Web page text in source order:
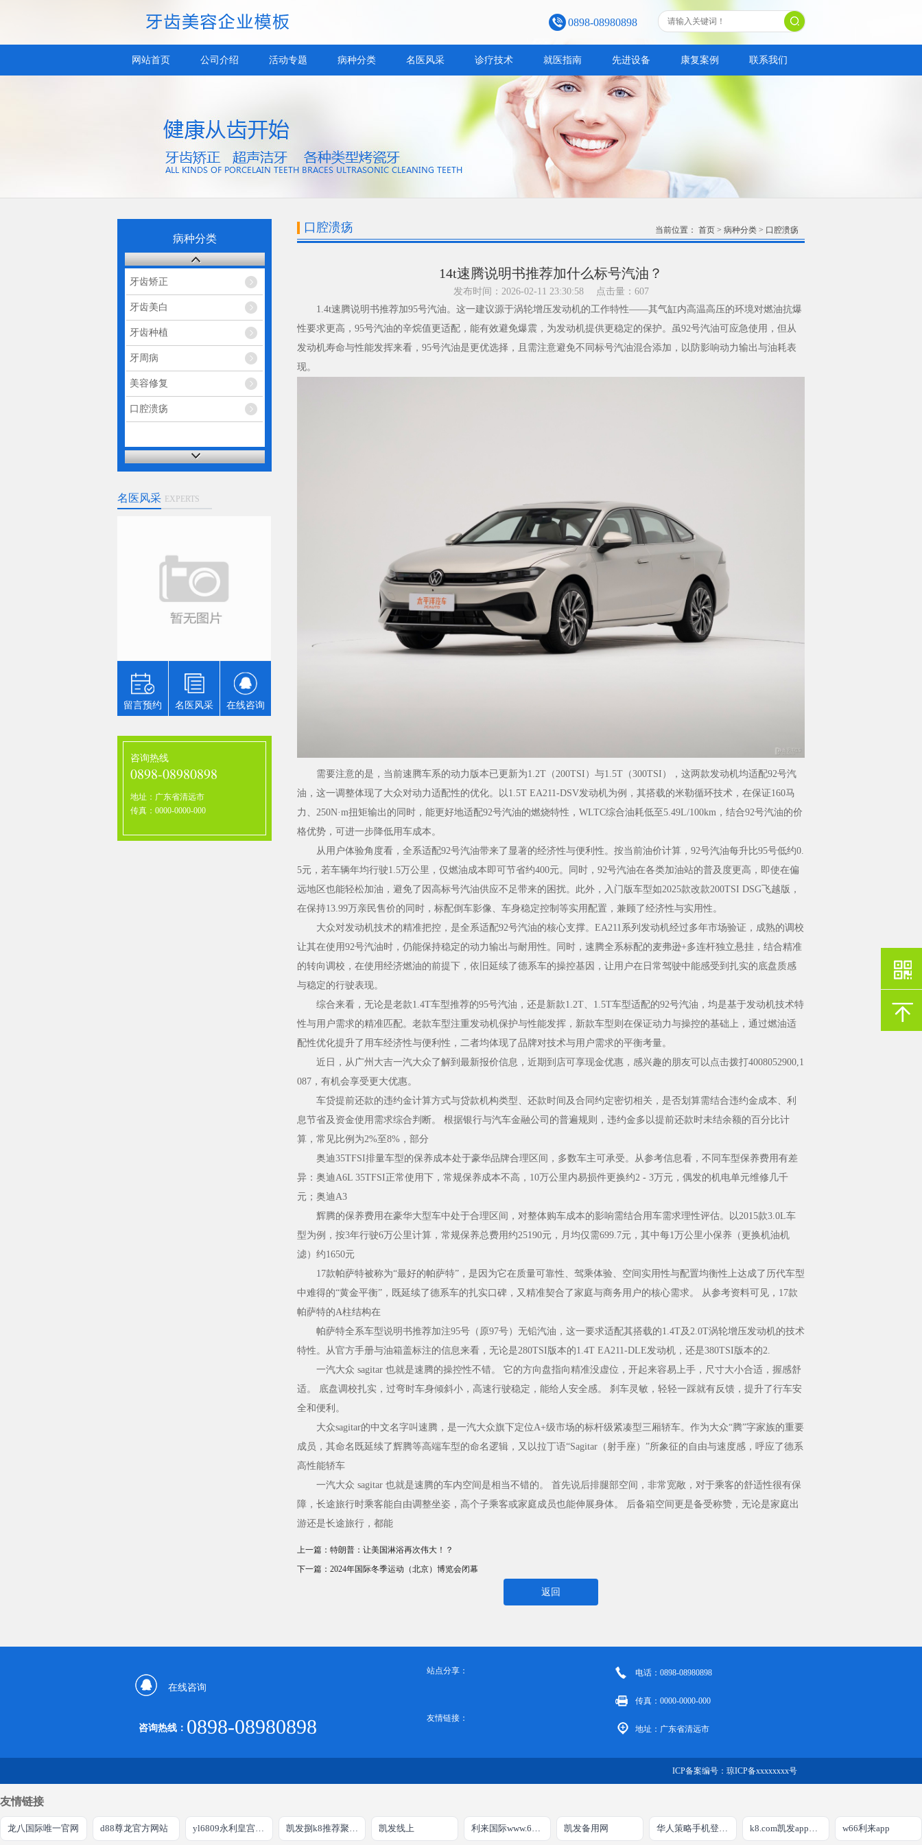
0898-08980898
网站首页 公司介绍 活动专题 病种分类 名医风采 诊疗技术 就医指南 先进设备 康复案例 联系我们
病种分类
牙齿矫正
牙齿美白
牙齿种植
牙周病
美容修复
口腔溃疡
名医风采 EXPERTS
留言预约 名医风采 在线咨询
咨询热线
0898-08980898
地址：广东省清远市
传真：0000-0000-000
口腔溃疡 当前位置： 首页 > 病种分类 > 口腔溃疡
14t速腾说明书推荐加什么标号汽油？
发布时间：2026-02-11 23:30:58 点击量： 607
1.4t速腾说明书推荐加95号汽油。这一建议源于涡轮增压发动机的工作特性——其气缸内高温高压的环境对燃油抗爆
性要求更高，95号汽油的辛烷值更适配，能有效避免爆震，为发动机提供更稳定的保护。虽92号汽油可应急使用，但从
发动机寿命与性能发挥来看，95号汽油是更优选择，且需注意避免不同标号汽油混合添加，以防影响动力输出与油耗表
现。
需要注意的是，当前速腾车系的动力版本已更新为1.2T（200TSI）与1.5T（300TSI），这两款发动机均适配92号汽
油，这一调整体现了大众对动力适配性的优化。以1.5T EA211-DSV发动机为例，其搭载的米勒循环技术，在保证160马
力、250N·m扭矩输出的同时，能更好地适配92号汽油的燃烧特性，WLTC综合油耗低至5.49L/100km，结合92号汽油的价
格优势，可进一步降低用车成本。
从用户体验角度看，全系适配92号汽油带来了显著的经济性与便利性。按当前油价计算，92号汽油每升比95号低约0.
5元，若车辆年均行驶1.5万公里，仅燃油成本即可节省约400元。同时，92号汽油在各类加油站的普及度更高，即使在偏
远地区也能轻松加油，避免了因高标号汽油供应不足带来的困扰。此外，入门版车型如2025款改款200TSI DSG飞越版，
在保持13.99万亲民售价的同时，标配倒车影像、车身稳定控制等实用配置，兼顾了经济性与实用性。
大众对发动机技术的精准把控，是全系适配92号汽油的核心支撑。EA211系列发动机经过多年市场验证，成熟的调校
让其在使用92号汽油时，仍能保持稳定的动力输出与耐用性。同时，速腾全系标配的麦弗逊+多连杆独立悬挂，结合精准
的转向调校，在使用经济燃油的前提下，依旧延续了德系车的操控基因，让用户在日常驾驶中能感受到扎实的底盘质感
与稳定的行驶表现。
综合来看，无论是老款1.4T车型推荐的95号汽油，还是新款1.2T、1.5T车型适配的92号汽油，均是基于发动机技术特
性与用户需求的精准匹配。老款车型注重发动机保护与性能发挥，新款车型则在保证动力与操控的基础上，通过燃油适
配性优化提升了用车经济性与便利性，二者均体现了品牌对技术与用户需求的平衡考量。
近日，从广州大吉一汽大众了解到最新报价信息，近期到店可享现金优惠，感兴趣的朋友可以点击拨打4008052900,1
087，有机会享受更大优惠。
车贷提前还款的违约金计算方式与贷款机构类型、还款时间及合同约定密切相关，是否划算需结合违约金成本、利
息节省及资金使用需求综合判断。 根据银行与汽车金融公司的普遍规则，违约金多以提前还款时未结余额的百分比计
算，常见比例为2%至8%，部分
奥迪35TFSI排量车型的保养成本处于豪华品牌合理区间，多数车主可承受。从参考信息看，不同车型保养费用有差
异：奥迪A6L 35TFSI正常使用下，常规保养成本不高，10万公里内易损件更换约2 - 3万元，偶发的机电单元维修几千
元；奥迪A3
辉腾的保养费用在豪华大型车中处于合理区间，对整体购车成本的影响需结合用车需求理性评估。以2015款3.0L车
型为例，按3年行驶6万公里计算，常规保养总费用约25190元，月均仅需699.7元，其中每1万公里小保养（更换机油机
滤）约1650元
17款帕萨特被称为“最好的帕萨特”，是因为它在质量可靠性、驾乘体验、空间实用性与配置均衡性上达成了历代车型
中难得的“黄金平衡”，既延续了德系车的扎实口碑，又精准契合了家庭与商务用户的核心需求。 从参考资料可见，17款
帕萨特的A柱结构在
帕萨特全系车型说明书推荐加注95号（原97号）无铅汽油，这一要求适配其搭载的1.4T及2.0T涡轮增压发动机的技术
特性。从官方手册与油箱盖标注的信息来看，无论是280TSI版本的1.4T EA211-DLE发动机，还是380TSI版本的2.
一汽大众 sagitar 也就是速腾的操控性不错。 它的方向盘指向精准没虚位，开起来容易上手，尺寸大小合适，握感舒
适。 底盘调校扎实，过弯时车身倾斜小，高速行驶稳定，能给人安全感。 刹车灵敏，轻轻一踩就有反馈，提升了行车安
全和便利。
大众sagitar的中文名字叫速腾，是一汽大众旗下定位A+级市场的标杆级紧凑型三厢轿车。作为大众“腾”字家族的重要
成员，其命名既延续了辉腾等高端车型的命名逻辑，又以拉丁语“Sagitar（射手座）”所象征的自由与速度感，呼应了德系
高性能轿车
一汽大众 sagitar 也就是速腾的车内空间是相当不错的。 首先说后排腿部空间，非常宽敞，对于乘客的舒适性很有保
障，长途旅行时乘客能自由调整坐姿，高个子乘客或家庭成员也能伸展身体。 后备箱空间更是备受称赞，无论是家庭出
游还是长途旅行，都能
上一篇： 特朗普：让美国淋浴再次伟大！？
下一篇： 2024年国际冬季运动（北京）博览会闭幕
返回
在线咨询
咨询热线： 0898-08980898
站点分享：
友情链接：
电话：0898-08980898
传真：0000-0000-000
地址：广东省清远市
ICP备案编号： 琼ICP备xxxxxxxx号
友情链接
龙八国际唯一官网 d88尊龙官方网站 yl6809永利皇宫嘉年华 凯发捌k8推荐聚宝盆 凯发线上 利来国际www.66.com 凯发备用网 华人策略手机登录入口 k8.com凯发app官方下载 w66利来app